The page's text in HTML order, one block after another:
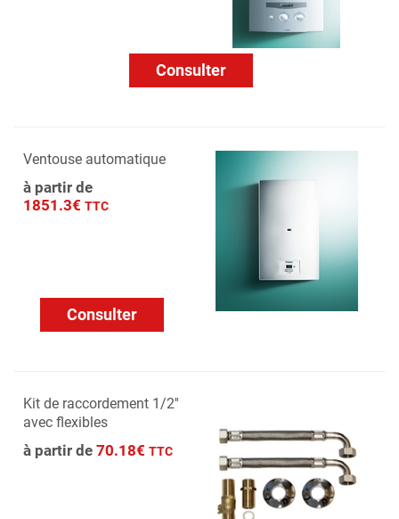
Consulter
Ventouse automatique
à partir de
1851.3€ TTC
Consulter
Kit de raccordement 1/2''
avec flexibles
à partir de 70.18€ TTC